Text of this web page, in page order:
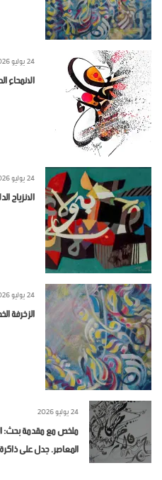
24 يوليو 2026
الانمحاء
24 يوليو 2026
الانزياح
24 يوليو 2026
الزخرفة
24 يوليو 2026
ملخص مع مقدمة بحث:
المعاصر. جدل على